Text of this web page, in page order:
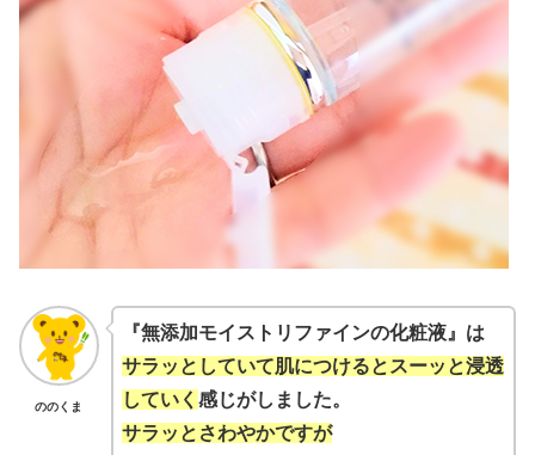
ののくま
『無添加モイストリファインの化粧液』は
サラッとしていて肌につけるとスーッと浸透
していく 感じがしました。
サラッとさわやかですが